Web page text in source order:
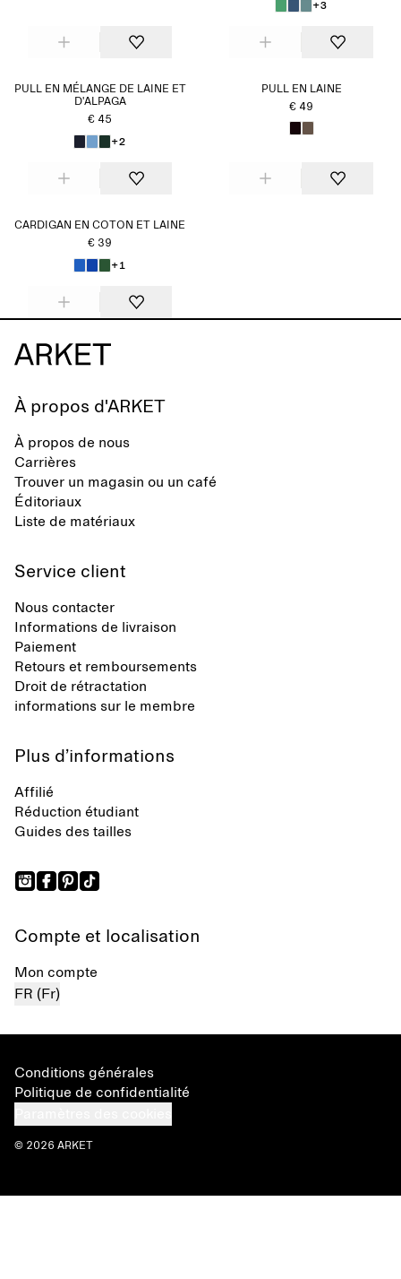
+3
PULL EN MÉLANGE DE LAINE ET
D'ALPAGA
€ 45
+2
PULL EN LAINE
€ 49
CARDIGAN EN COTON ET LAINE
€ 39
+1
À propos d'ARKET
À propos de nous
Carrières
Trouver un magasin ou un café
Éditoriaux
Liste de matériaux
Service client
Nous contacter
Informations de livraison
Paiement
Retours et remboursements
Droit de rétractation
informations sur le membre
Plus d’informations
Affilié
Réduction étudiant
Guides des tailles
Compte et localisation
Mon compte
FR (Fr)
Conditions générales
Politique de confidentialité
© 2026 ARKET